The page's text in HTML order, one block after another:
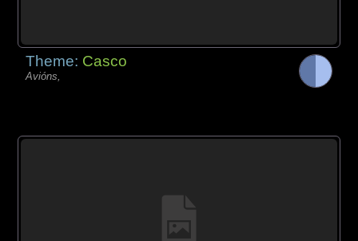
Theme: Casco
Avións,